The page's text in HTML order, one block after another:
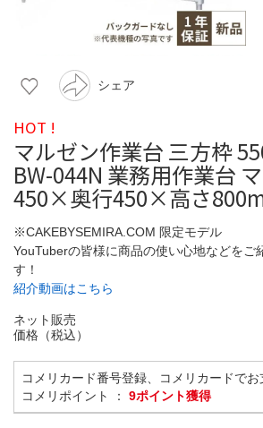
シェア
HOT !
マルゼン作業台 三方枠
BW-044N 業務用作業台
450×奥行450×高さ
※CAKEBYSEMIRA.COM 限定モデル
YouTuberの皆様に商品の使い心地などをご
す！
紹介動画はこちら
ネット販売
価格（税込）
コメリカード番号登録、コメリカードでお
コメリポイント ： 9ポイント獲得